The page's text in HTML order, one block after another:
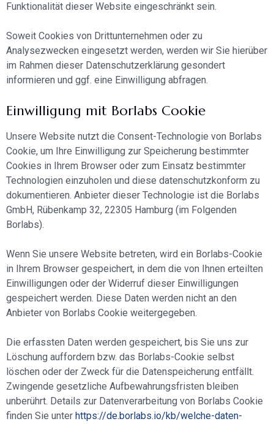
Funktionalität dieser Website eingeschränkt sein.
Soweit Cookies von Drittunternehmen oder zu
Analysezwecken eingesetzt werden, werden wir Sie hierüber
im Rahmen dieser Datenschutzerklärung gesondert
informieren und ggf. eine Einwilligung abfragen.
Einwilligung mit Borlabs Cookie
Unsere Website nutzt die Consent-Technologie von Borlabs
Cookie, um Ihre Einwilligung zur Speicherung bestimmter
Cookies in Ihrem Browser oder zum Einsatz bestimmter
Technologien einzuholen und diese datenschutzkonform zu
dokumentieren. Anbieter dieser Technologie ist die Borlabs
GmbH, Rübenkamp 32, 22305 Hamburg (im Folgenden
Borlabs).
Wenn Sie unsere Website betreten, wird ein Borlabs-Cookie
in Ihrem Browser gespeichert, in dem die von Ihnen erteilten
Einwilligungen oder der Widerruf dieser Einwilligungen
gespeichert werden. Diese Daten werden nicht an den
Anbieter von Borlabs Cookie weitergegeben.
Die erfassten Daten werden gespeichert, bis Sie uns zur
Löschung auffordern bzw. das Borlabs-Cookie selbst
löschen oder der Zweck für die Datenspeicherung entfällt.
Zwingende gesetzliche Aufbewahrungsfristen bleiben
unberührt. Details zur Datenverarbeitung von Borlabs Cookie
finden Sie unter https://de.borlabs.io/kb/welche-daten-